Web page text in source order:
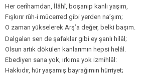
Her cerîhamdan, İlâhî, boşanıp kanlı yaşım,
Fışkırır rûh-i mücerred gibi yerden na’şım;
O zaman yükselerek Arş’a değer, belki başım.
Dalgalan sen de şafaklar gibi ey şanlı hilâl;
Olsun artık dökülen kanlarımın hepsi helâl.
Ebediyen sana yok, ırkıma yok izmihlâl:
Hakkıdır, hür yaşamış bayrağımın hürriyet;